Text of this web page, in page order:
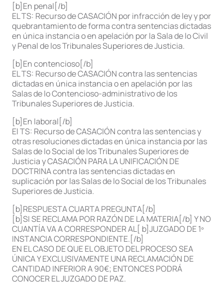
[b]En penal[/b]
EL TS: Recurso de CASACIÓN por infracción de ley y por
quebrantamiento de forma contra sentencias dictadas
en única instancia o en apelación por la Sala de lo Civil
y Penal de los Tribunales Superiores de Justicia.
[b]En contencioso[/b]
EL TS: Recurso de CASACIÓN contra las sentencias
dictadas en única instancia o en apelación por las
Salas de lo Contencioso-administrativo de los
Tribunales Superiores de Justicia.
[b]En laboral[/b]
El TS: Recurso de CASACIÓN contra las sentencias y
otras resoluciones dictadas en única instancia por las
Salas de lo Social de los Tribunales Superiores de
Justicia y CASACIÓN PARA LA UNIFICACIÓN DE
DOCTRINA contra las sentencias dictadas en
suplicación por las Salas de lo Social de los Tribunales
Superiores de Justicia.
[b]RESPUESTA CUARTA PREGUNTA[/b]
[b]SI SE RECLAMA POR RAZÓN DE LA MATERIA[/b] Y NO
CUANTÍA VA A CORRESPONDER AL[ b]JUZGADO DE 1º
INSTANCIA CORRESPONDIENTE.[/b]
EN EL CASO DE QUE EL OBJETO DEL PROCESO SEA
ÚNICA Y EXCLUSIVAMENTE UNA RECLAMACIÓN DE
CANTIDAD INFERIOR A 90€; ENTONCES PODRÁ
CONOCER EL JUZGADO DE PAZ.